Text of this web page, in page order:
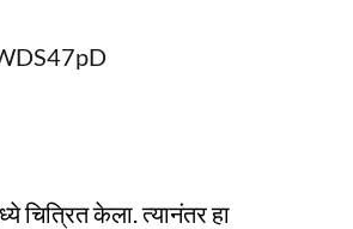
चित्रित केला. त्यानंतर हा